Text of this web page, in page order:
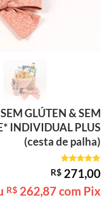
GLÚTEN & SEM
INDIVIDUAL PLUS
(cesta de palha)
Avaliado
como5de
5, com
baseado em
1
R$ 271,00
R$ 262,87com Pix